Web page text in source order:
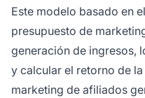
Este modelo basado en
presupuesto de
generación de ingresos,
y calcular el retorno de
marketing de afiliados